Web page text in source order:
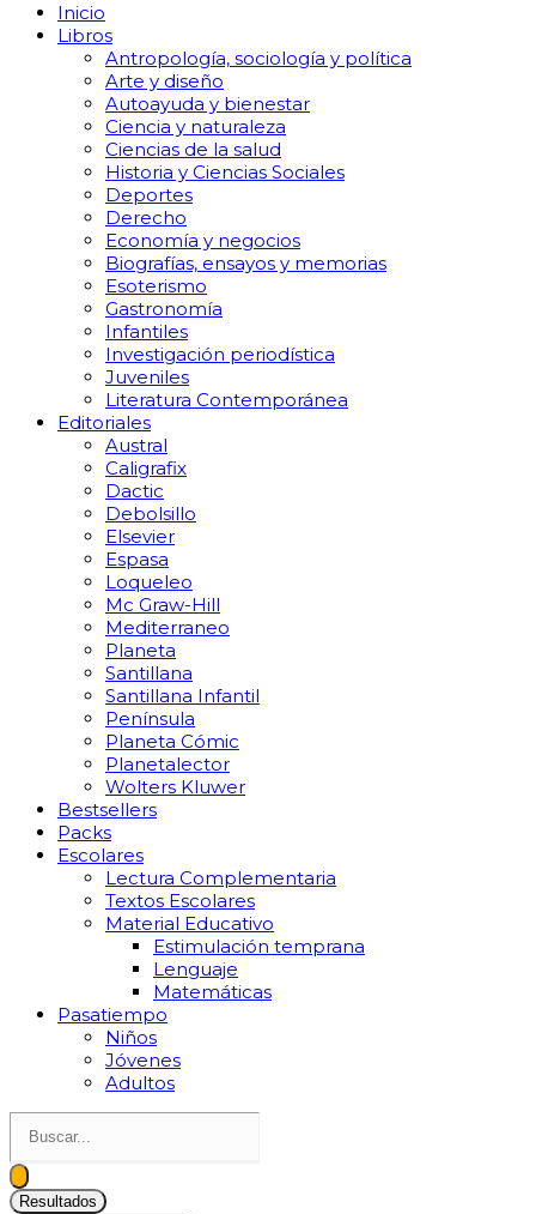
Inicio
Libros
Antropología, sociología y política
Arte y diseño
Autoayuda y bienestar
Ciencia y naturaleza
Ciencias de la salud
Historia y Ciencias Sociales
Deportes
Derecho
Economía y negocios
Biografías, ensayos y memorias
Esoterismo
Gastronomía
Infantiles
Investigación periodística
Juveniles
Literatura Contemporánea
Editoriales
Austral
Caligrafix
Dactic
Debolsillo
Elsevier
Espasa
Loqueleo
Mc Graw-Hill
Mediterraneo
Planeta
Santillana
Santillana Infantil
Península
Planeta Cómic
Planetalector
Wolters Kluwer
Bestsellers
Packs
Escolares
Lectura Complementaria
Textos Escolares
Material Educativo
Estimulación temprana
Lenguaje
Matemáticas
Pasatiempo
Niños
Jóvenes
Adultos
Resultados